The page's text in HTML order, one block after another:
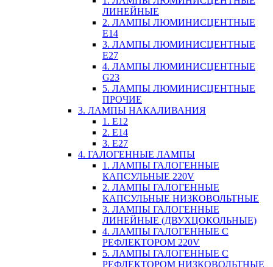
ЛИНЕЙНЫЕ
2. ЛАМПЫ ЛЮМИНИСЦЕНТНЫЕ
E14
3. ЛАМПЫ ЛЮМИНИСЦЕНТНЫЕ
E27
4. ЛАМПЫ ЛЮМИНИСЦЕНТНЫЕ
G23
5. ЛАМПЫ ЛЮМИНИСЦЕНТНЫЕ
ПРОЧИЕ
3. ЛАМПЫ НАКАЛИВАНИЯ
1. E12
2. Е14
3. Е27
4. ГАЛОГЕННЫЕ ЛАМПЫ
1. ЛАМПЫ ГАЛОГЕННЫЕ
КАПСУЛЬНЫЕ 220V
2. ЛАМПЫ ГАЛОГЕННЫЕ
КАПСУЛЬНЫЕ НИЗКОВОЛЬТНЫЕ
3. ЛАМПЫ ГАЛОГЕННЫЕ
ЛИНЕЙНЫЕ (ДВУХЦОКОЛЬНЫЕ)
4. ЛАМПЫ ГАЛОГЕННЫЕ С
РЕФЛЕКТОРОМ 220V
5. ЛАМПЫ ГАЛОГЕННЫЕ С
РЕФЛЕКТОРОМ НИЗКОВОЛЬТНЫЕ